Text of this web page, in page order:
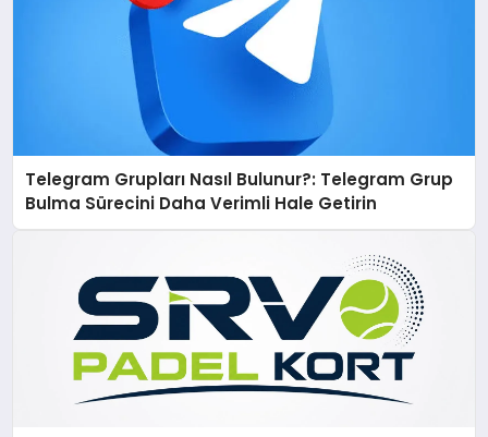
Telegram Grupları Nasıl Bulunur?: Telegram Grup
Bulma Sürecini Daha Verimli Hale Getirin